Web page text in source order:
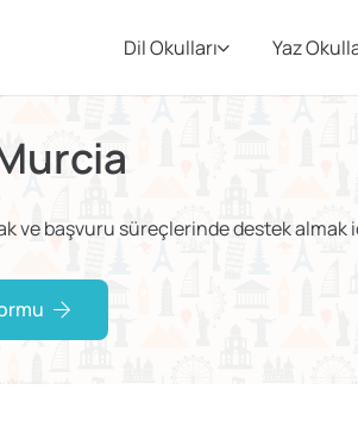
Dil Okulları Yaz
ve başvuru süreçlerinde destek